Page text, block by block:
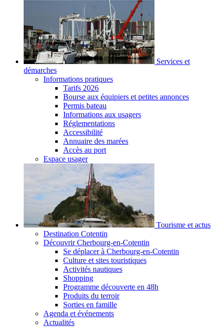
Services et
démarches
Informations pratiques
Tarifs 2026
Bourse aux équipiers et petites annonces
Permis bateau
Informations aux usagers
Réglementations
Accessibilité
Annuaire des marées
Accès au port
Espace usager
Tourisme et actus
Destination Cotentin
Découvrir Cherbourg-en-Cotentin
Se déplacer à Cherbourg-en-Cotentin
Culture et sites touristiques
Activités nautiques
Shopping
Programme découverte en 48h
Produits du terroir
Sorties en famille
Agenda et événements
Actualités